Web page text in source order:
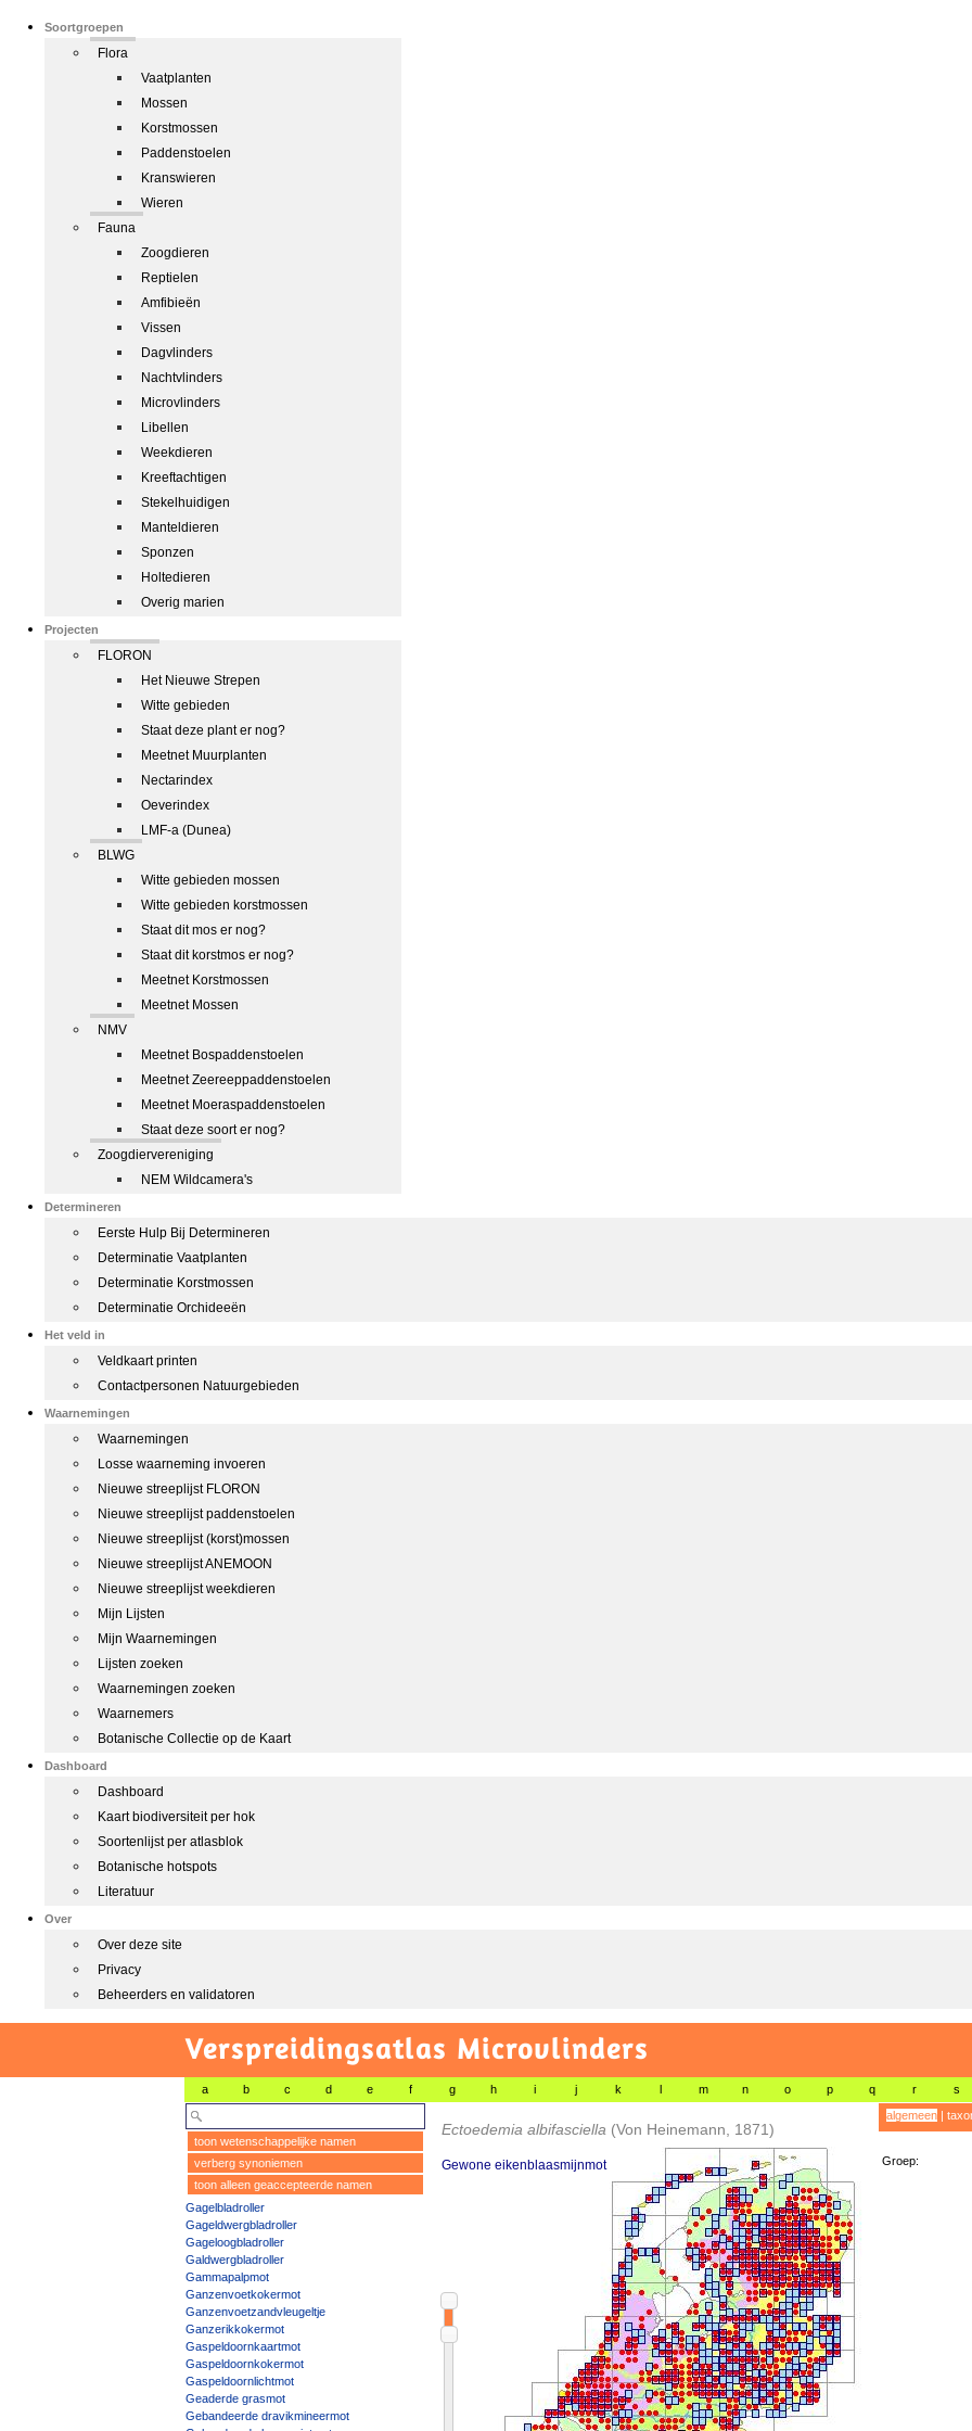
Soortgroepen
Flora
Vaatplanten
Mossen
Korstmossen
Paddenstoelen
Kranswieren
Wieren
Fauna
Zoogdieren
Reptielen
Amfibieën
Vissen
Dagvlinders
Nachtvlinders
Microvlinders
Libellen
Weekdieren
Kreeftachtigen
Stekelhuidigen
Manteldieren
Sponzen
Holtedieren
Overig marien
Projecten
FLORON
Het Nieuwe Strepen
Witte gebieden
Staat deze plant er nog?
Meetnet Muurplanten
Nectarindex
Oeverindex
LMF-a (Dunea)
BLWG
Witte gebieden mossen
Witte gebieden korstmossen
Staat dit mos er nog?
Staat dit korstmos er nog?
Meetnet Korstmossen
Meetnet Mossen
NMV
Meetnet Bospaddenstoelen
Meetnet Zeereeppaddenstoelen
Meetnet Moeraspaddenstoelen
Staat deze soort er nog?
Zoogdiervereniging
NEM Wildcamera's
Determineren
Eerste Hulp Bij Determineren
Determinatie Vaatplanten
Determinatie Korstmossen
Determinatie Orchideeën
Het veld in
Veldkaart printen
Contactpersonen Natuurgebieden
Waarnemingen
Waarnemingen
Losse waarneming invoeren
Nieuwe streeplijst FLORON
Nieuwe streeplijst paddenstoelen
Nieuwe streeplijst (korst)mossen
Nieuwe streeplijst ANEMOON
Nieuwe streeplijst weekdieren
Mijn Lijsten
Mijn Waarnemingen
Lijsten zoeken
Waarnemingen zoeken
Waarnemers
Botanische Collectie op de Kaart
Dashboard
Dashboard
Kaart biodiversiteit per hok
Soortenlijst per atlasblok
Botanische hotspots
Literatuur
Over
Over deze site
Privacy
Beheerders en validatoren
Verspreidingsatlas Microvlinders
a b c d e f g h i j k l m n o p q r s
toon wetenschappelijke namen
verberg synoniemen
toon alleen geaccepteerde namen
Gagelbladroller
Gageldwergbladroller
Gageloogbladroller
Galdwergbladroller
Gammapalpmot
Ganzenvoetkokermot
Ganzenvoetzandvleugeltje
Ganzerikkokermot
Gaspeldoornkaartmot
Gaspeldoornkokermot
Gaspeldoornlichtmot
Geaderde grasmot
Gebandeerde dravikmineermot
Ectoedemia albifasciella (Von Heinemann, 1871)
Gewone eikenblaasmijnmot
algemeen|
Groep: